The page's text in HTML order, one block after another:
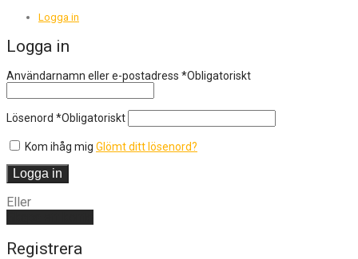
Logga in
Logga in
Användarnamn eller e-postadress *Obligatoriskt
Lösenord *Obligatoriskt
Kom ihåg mig Glömt ditt lösenord?
Logga in
Eller
Registrera